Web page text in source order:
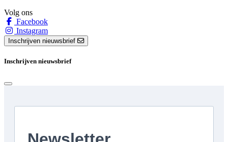
Volg ons
Facebook
Instagram
Inschrijven nieuwsbrief
Inschrijven nieuwsbrief